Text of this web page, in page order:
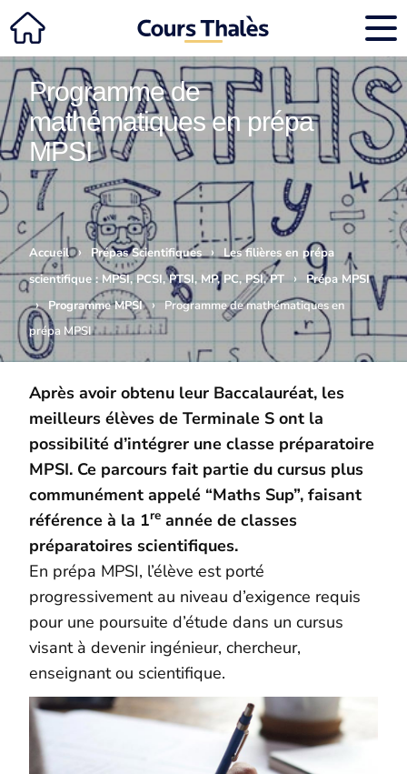
Programme de
mathématiques en prépa
MPSI
Accueil › Prépas Scientifiques › Les filières en prépa
scientifique : MPSI, PCSI, PTSI, MP, PC, PSI, PT › Prépa MPSI
› Programme MPSI › Programme de mathématiques en
prépa MPSI
Après avoir obtenu leur Baccalauréat, les
meilleurs élèves de Terminale S ont la
possibilité d’intégrer une classe préparatoire
MPSI. Ce parcours fait partie du cursus plus
communément appelé “Maths Sup”, faisant
référence à la 1re année de classes
préparatoires scientifiques.
En prépa MPSI, l’élève est porté
progressivement au niveau d’exigence requis
pour une poursuite d’étude dans un cursus
visant à devenir ingénieur, chercheur,
enseignant ou scientifique.